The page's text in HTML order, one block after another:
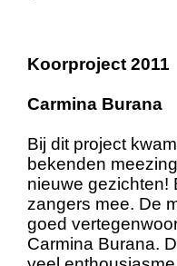
Koorproject 2011
Carmina Burana
Bij dit project
bekenden
nieuwe gezichten!
zangers mee. De
goed
Carmina Burana.